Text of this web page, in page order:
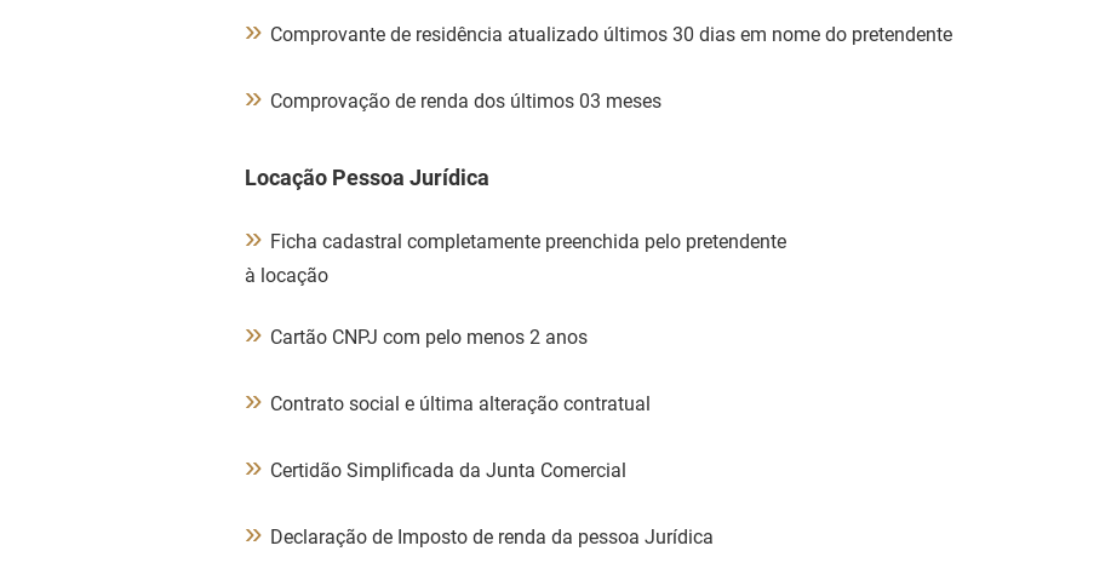
» Comprovante de residência atualizado últimos 30 dias em nome do pretendente
» Comprovação de renda dos últimos 03 meses
Locação Pessoa Jurídica
» Ficha cadastral completamente preenchida pelo pretendente
à locação
» Cartão CNPJ com pelo menos 2 anos
» Contrato social e última alteração contratual
» Certidão Simplificada da Junta Comercial
» Declaração de Imposto de renda da pessoa Jurídica